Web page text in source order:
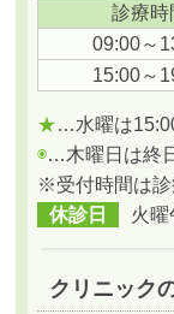
診療時
09:00～
15:00～
★…水曜は
◉…木曜日は終
※受付時間は
休診日
火曜
クリニック